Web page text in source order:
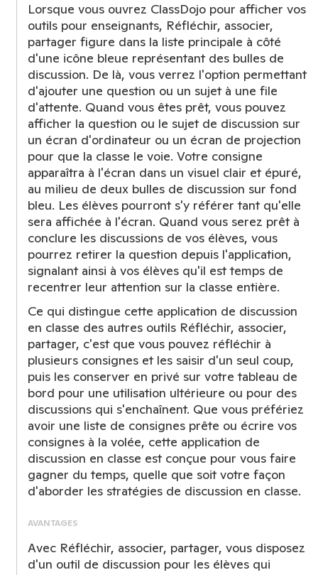
Lorsque vous ouvrez ClassDojo pour afficher vos
outils pour enseignants, Réfléchir, associer,
partager figure dans la liste principale à côté
d'une icône bleue représentant des bulles de
discussion. De là, vous verrez l'option permettant
d'ajouter une question ou un sujet à une file
d'attente. Quand vous êtes prêt, vous pouvez
afficher la question ou le sujet de discussion sur
un écran d'ordinateur ou un écran de projection
pour que la classe le voie. Votre consigne
apparaîtra à l'écran dans un visuel clair et épuré,
au milieu de deux bulles de discussion sur fond
bleu. Les élèves pourront s'y référer tant qu'elle
sera affichée à l'écran. Quand vous serez prêt à
conclure les discussions de vos élèves, vous
pourrez retirer la question depuis l'application,
signalant ainsi à vos élèves qu'il est temps de
recentrer leur attention sur la classe entière.
Ce qui distingue cette application de discussion
en classe des autres outils Réfléchir, associer,
partager, c'est que vous pouvez réfléchir à
plusieurs consignes et les saisir d'un seul coup,
puis les conserver en privé sur votre tableau de
bord pour une utilisation ultérieure ou pour des
discussions qui s'enchaînent. Que vous préfériez
avoir une liste de consignes prête ou écrire vos
consignes à la volée, cette application de
discussion en classe est conçue pour vous faire
gagner du temps, quelle que soit votre façon
d'aborder les stratégies de discussion en classe.
AVANTAGES
Avec Réfléchir, associer, partager, vous disposez
d'un outil de discussion pour les élèves qui